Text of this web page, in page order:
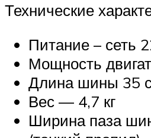
Технические
Питание – сеть
Мощность
Длина шины 35
Вес — 4,7 кг
Ширина паза